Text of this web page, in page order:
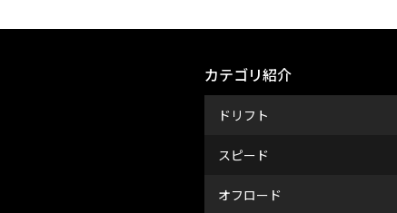
カテゴリ紹介
ドリフト
スピード
オフロード